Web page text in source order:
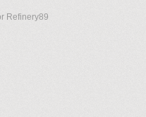
Refinery89